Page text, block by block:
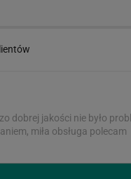
dobrej jakości nie było
miła obsługa polecam